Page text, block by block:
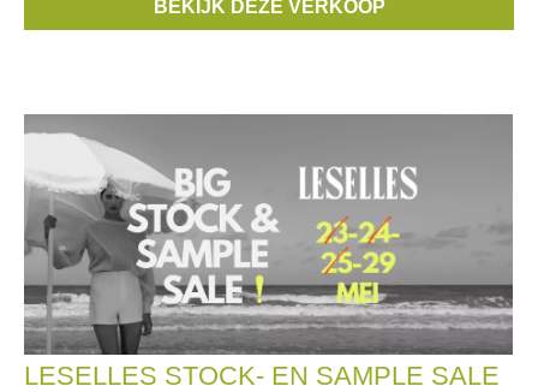
VANS,CARHARTT,Volcom,HUF
BEKIJK DEZE VERKOOP
LESELLES STOCK- EN SAMPLE SALE